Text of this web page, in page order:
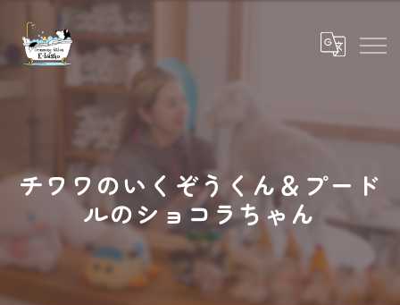
チワワのいくぞうくん＆プード
ルのショコラちゃん